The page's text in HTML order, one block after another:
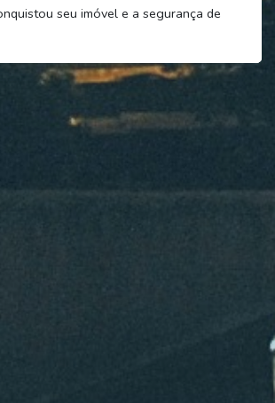
seu imóvel e a segurança de